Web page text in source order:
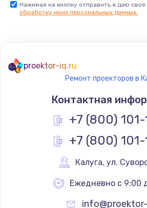
Нажимая на кнопку отправить я даю свое
обработку моих персональных данных.
proektor-iq.ru
Ремонт проекторов в
Контактная
+7 (800)
+7 (800)
Калуга, ул.
Ежедневно с 9:00